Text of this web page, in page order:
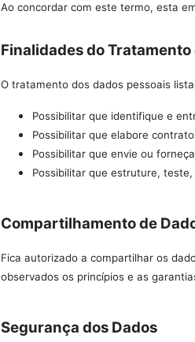
Ao concordar com este termo, esta
Finalidades do Tratamento
O tratamento dos dados pessoais
Possibilitar que identifique e
Possibilitar que elabore
Possibilitar que envie ou
Possibilitar que estruture,
Compartilhamento de
Fica autorizado a compartilhar os
observados os princípios e as
Segurança dos Dados